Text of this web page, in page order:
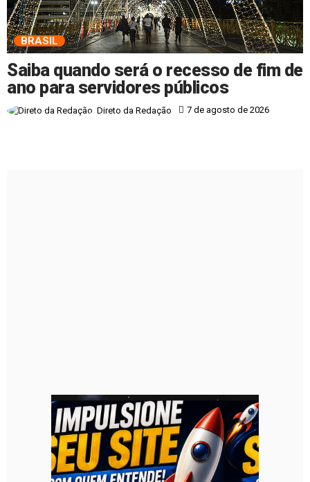
BRASIL
Saiba quando será o recesso de fim de
ano para servidores públicos
Direto da Redação 7 de agosto de 2026